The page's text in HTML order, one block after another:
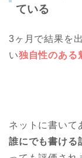
ている
3ヶ月で結果を
い独自性のある
ネットに書いて
誰にでも書ける